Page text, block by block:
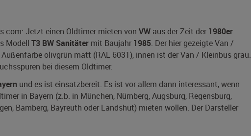
Jetzt einen Oldtimer mieten von VW aus der Zeit der 1980er
Modell T3 BW Sanitäter mit Baujahr 1985. Der hier gezeigte Van /
olivgrün matt (RAL 6031), innen ist der Van / Kleinbus grau.
bei diesem Oldtimer.
und es ist einsatzbereit. Es ist vor allem dann interessant, wenn
in Bayern (z.b. in München, Nürnberg, Augsburg, Regensburg,
Bamberg, Bayreuth oder Landshut) mieten wollen. Der Darsteller